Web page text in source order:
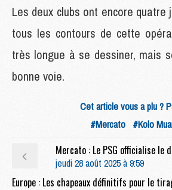
Les deux clubs ont encore quatre
tous les contours de cette
très longue à se dessiner, mais
bonne voie.
Cet article vous a plu ?
#Mercato #Kolo
Mercato : Le PSG officialise le
jeudi 28 août 2025 à 9:59